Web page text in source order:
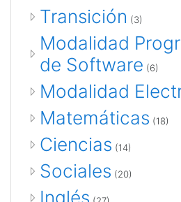
Transición (3)
Modalidad
de Software (6)
Modalidad
Matemáticas (18)
Ciencias (14)
Sociales (20)
Inglés